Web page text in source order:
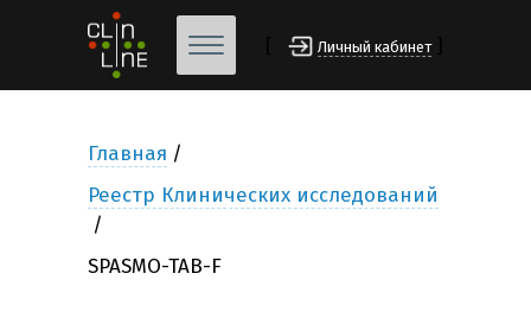
Личный кабинет
Главная
Реестр Клинических исследований
SPASMO-TAB-F